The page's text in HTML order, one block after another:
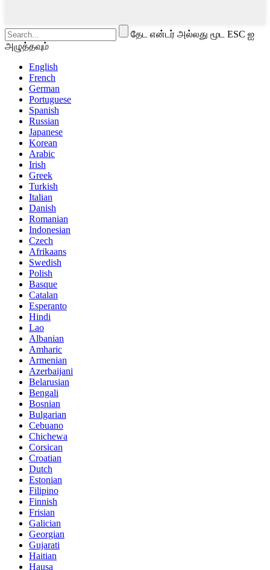
தேட என்டர் அல்லது மூட ESC ஐ
அழுத்தவும்
English
French
German
Portuguese
Spanish
Russian
Japanese
Korean
Arabic
Irish
Greek
Turkish
Italian
Danish
Romanian
Indonesian
Czech
Afrikaans
Swedish
Polish
Basque
Catalan
Esperanto
Hindi
Lao
Albanian
Amharic
Armenian
Azerbaijani
Belarusian
Bengali
Bosnian
Bulgarian
Cebuano
Chichewa
Corsican
Croatian
Dutch
Estonian
Filipino
Finnish
Frisian
Galician
Georgian
Gujarati
Haitian
Hausa